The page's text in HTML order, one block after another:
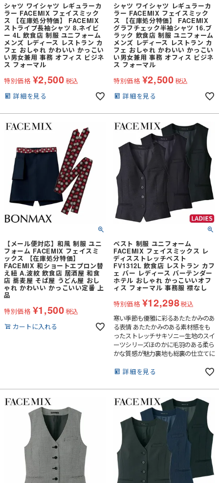
シャツ ワイシャツ レギュラーカ
ラー FACEMIX フェイスミック
ス 【在庫処分特価】 FACEMIX
ストライプ長袖シャツ 8.ネイビ
ー 4L 飲食店 制服 ユニフォーム
メンズ レディース レストラン カ
フェ おしゃれ かわいい かっこい
い男女兼用 事務 オフィス ビジネ
ス フォーマル
特別価格 ¥2,500税込
詳細を見る
シャツ ワイシャツ レギュラーカ
ラー FACEMIX フェイスミック
ス 【在庫処分特価】 FACEMIX
グラフチェック半袖シャツ 16.ブ
ラック 飲食店 制服 ユニフォーム
メンズ レディース レストラン カ
フェ おしゃれ かわいい かっこい
い男女兼用 事務 オフィス ビジネ
ス フォーマル
特別価格 ¥2,500税込
詳細を見る
【メール便対応】和風 制服 ユニ
フォーム FACEMIX フェイスミ
ックス 【在庫処分特価】
FACEMIX 和ショートエプロン替
え紐 A.波紋 飲食店 居酒屋 和食
店 蕎麦屋 そば屋 うどん屋 おし
ゃれ かわいい かっこいい定番 上
品
特別価格 ¥1,500税込
カートに入れる
ベスト 制服 ユニフォーム
FACEMIX フェイスミックス レ
ディスストレッチベスト
FV1312L 飲食店 レストラン カフ
ェ バー レディース バーテンダー
ホテル おしゃれ かっこいいオフ
ィス フォーマル 事務服 襟なし
特別価格 ¥12,298税込
寒い季節も優雅に彩るあたたかみのあ
る表情 あたたかみのある素材感をも
ったストレッチサキソニー生地のスイ
ーツシリーズほのかに毛羽のある柔ら
かな質感が魅力裏地も総裏の仕立てに
詳細を見る